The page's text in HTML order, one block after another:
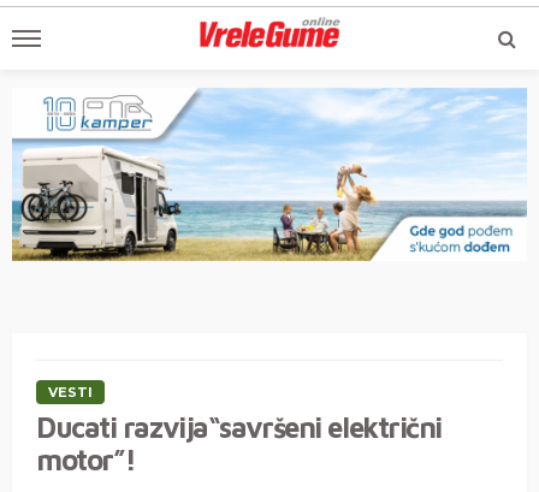
VESTI
Ducati razvija“savršeni električni
motor”!